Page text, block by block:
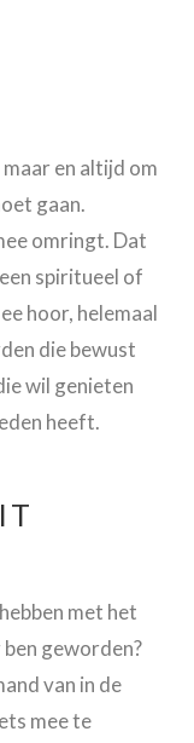
en altijd om
gaan.
omringt. Dat
spiritueel of
hoor, helemaal
die bewust
wil genieten
heeft.
met het
geworden?
van in de
mee te